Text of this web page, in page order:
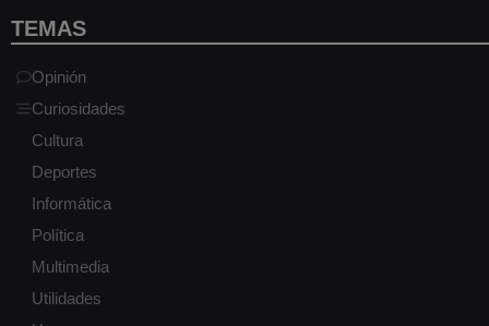
TEMAS
Opinión
Curiosidades
Cultura
Deportes
Informática
Política
Multimedia
Utilidades